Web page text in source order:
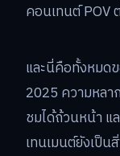
คอนเทนต์ POV
และนี่คือทั้งหมด
2025 ความหลา
ชมได้ถ้วนหน้า แ
เทนเมนต์ยังเป็